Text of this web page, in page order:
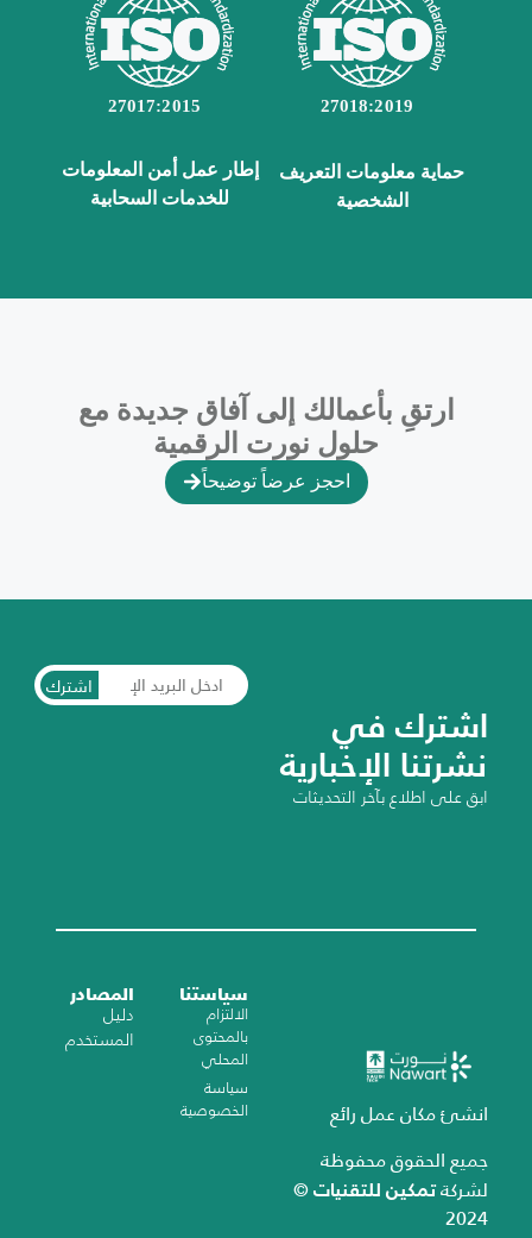
حماية معلومات التعريف
الشخصية
إطار عمل أمن المعلومات
للخدمات السحابية
ارتقِ بأعمالك إلى آفاق جديدة مع
حلول نورت الرقمية
احجز عرضاً توضيحاً
اشترك في
نشرتنا الإخبارية
ابق على اطلاع بآخر التحديثات
اشترك
انشئ مكان عمل رائع
جميع الحقوق محفوظة
لشركةتمكين للتقنيات©
2024
سياستنا
الالتزام
بالمحتوى
المحلي
سياسة
الخصوصية
المصادر
دليل
المستخدم